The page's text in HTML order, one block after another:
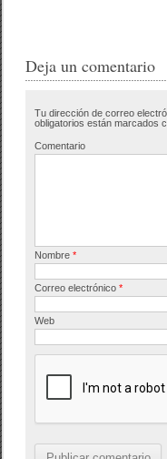
e
o
o
er p
tir
Deja un comentario
Tu dirección de correo
obligatorios están marcados
Comentario
Nombre*
Correo electrónico*
Web